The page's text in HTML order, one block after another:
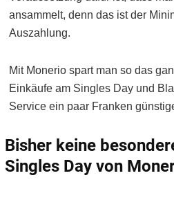
ansammelt, denn das ist der
Auszahlung.
Mit Monerio spart man so das
Einkäufe am Singles Day und
Service ein paar Franken
Bisher keine
Singles Day von